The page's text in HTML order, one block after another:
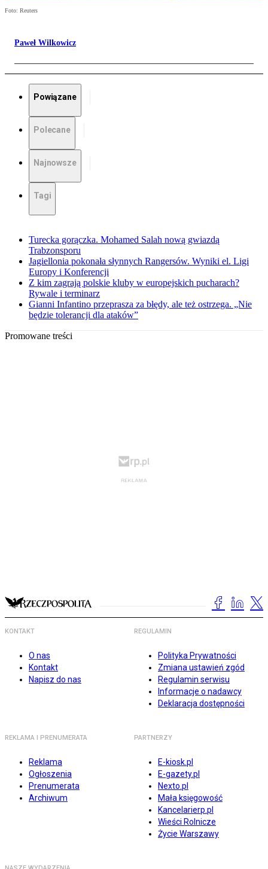
Foto: Reuters
Paweł Wilkowicz
Powiązane
Polecane
Najnowsze
Tagi
Turecka gorączka. Mohamed Salah nową gwiazdą
Trabzonsporu
Jagiellonia pokonała słynnych Rangersów. Wyniki el. Ligi
Europy i Konferencji
Z kim zagrają polskie kluby w europejskich pucharach?
Rywale i terminarz
Gianni Infantino przeprasza za błędy, ale też ostrzega. „Nie
będzie tolerancji dla ataków”
Promowane treści
KONTAKT
O nas
Kontakt
Napisz do nas
REGULAMIN
Polityka Prywatności
Zmiana ustawień zgód
Regulamin serwisu
Informacje o nadawcy
Deklaracja dostępności
REKLAMA I PRENUMERATA
Reklama
Ogłoszenia
Prenumerata
Archiwum
PARTNERZY
E-kiosk.pl
E-gazety.pl
Nexto.pl
Mała księgowość
Kancelarierp.pl
Wieści Rolnicze
Życie Warszawy